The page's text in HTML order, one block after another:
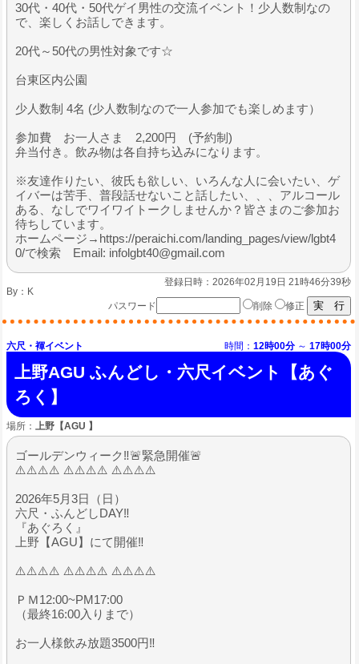
30代・40代・50代ゲイ男性の交流イベント！少人数制なの
で、楽しくお話しできます。
20代～50代の男性対象です☆
台東区内公園
少人数制 4名 (少人数制なので一人参加でも楽しめます）
参加費 お一人さま 2,200円 (予約制)
弁当付き。飲み物は各自持ち込みになります。
※友達作りたい、彼氏も欲しい、いろんな人に会いたい、ゲ
イバーは苦手、普段話せないこと話したい、、、アルコール
ある、なしでワイワイトークしませんか？皆さまのご参加お
待ちしています。
ホームページ→https://peraichi.com/landing_pages/view/lgbt4
0/で検索 Email: infolgbt40@gmail.com
登録日時：2026年02月19日 21時46分39秒
By： K
パスワード
削除 修正
六尺・褌イベント 時間： 12時00分 ～ 17時00分
上野AGU ふんどし・六尺イベント【あぐ
ろく】
場所： 上野【AGU 】
ゴールデンウィーク‼️🚨緊急開催🚨
⚠️⚠️⚠️⚠️ ⚠️⚠️⚠️⚠️ ⚠️⚠️⚠️⚠️
2026年5月3日（日）
六尺・ふんどしDAY‼️
『あぐろく』
上野【AGU】にて開催‼️
⚠️⚠️⚠️⚠️ ⚠️⚠️⚠️⚠️ ⚠️⚠️⚠️⚠️
ＰＭ12:00~PM17:00
（最終16:00入りまで）
お一人様飲み放題3500円‼️